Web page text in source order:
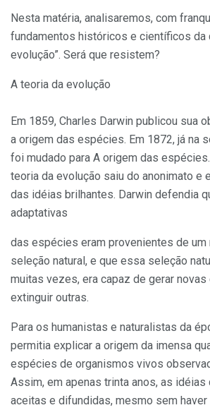
Nesta matéria, analisaremos, com
fundamentos históricos e científicos da
evolução”. Será que resistem?
A teoria da evolução
Em 1859, Charles Darwin publicou sua
a origem das espécies. Em 1872, já na
foi mudado para A origem das
teoria da evolução saiu do anonimato e
das idéias brilhantes. Darwin defendia
adaptativas
das espécies eram provenientes de um
seleção natural, e que essa seleção
muitas vezes, era capaz de gerar
extinguir outras.
Para os humanistas e naturalistas da
permitia explicar a origem da imensa
espécies de organismos vivos
Assim, em apenas trinta anos, as idéias
aceitas e difundidas, mesmo sem